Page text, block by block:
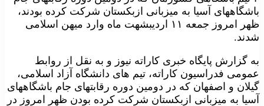
باشگاههای آسیا به میزبانی ازبکستان شرکت کرده بودند،
ظهر امروز جمعه ۱۱ اردیبشهت ماه وارد میهن اسلامی
شدند.
به گزارش پایگاه خبری کاراته نیوز و به نقل از روابط
عمومی فدراسیون کاراته، تیم های دانشگاه آزاد اسلامی،
گیلان و اصفهان که در دومین دوره رقابتهای جام باشگاههای
آسیا به میزبانی ازبکستان شرکت کرده بودن ظهر امروز در